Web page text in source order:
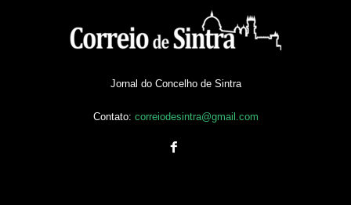
Jornal do Concelho de Sintra
Contato: correiodesintra@gmail.com